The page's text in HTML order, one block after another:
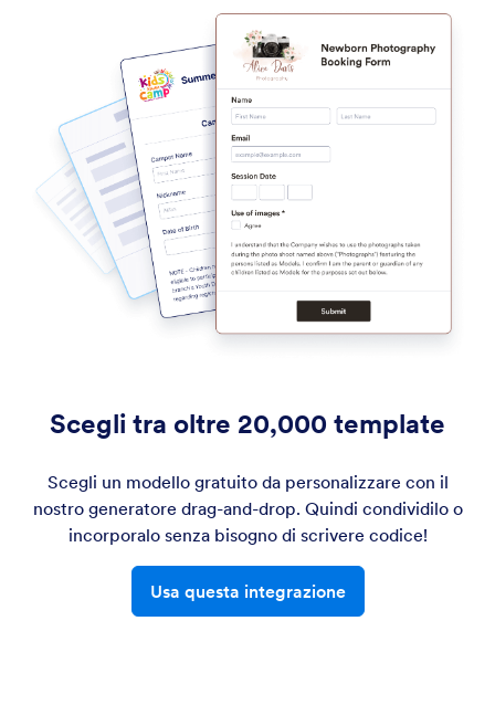
Scegli tra oltre 20,000 template
Scegli un modello gratuito da personalizzare con il
nostro generatore drag-and-drop. Quindi condividilo o
incorporalo senza bisogno di scrivere codice!
Usa questa integrazione